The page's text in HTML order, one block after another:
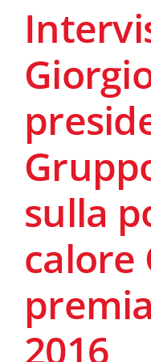
sulla
calore
2016